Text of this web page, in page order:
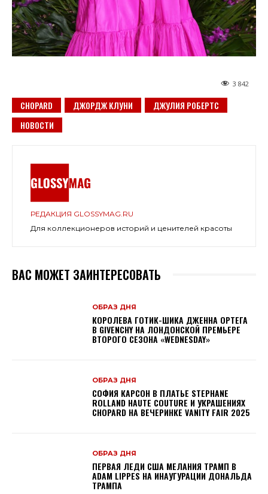
3 842
CHOPARD ДЖОРДЖ КЛУНИ
ДЖУЛИЯ РОБЕРТС
НОВОСТИ
РЕДАКЦИЯ GLOSSYMAG.RU
Для коллекционеров историй и ценителей красоты
ВАС МОЖЕТ ЗАИНТЕРЕСОВАТЬ
ОБРАЗ ДНЯ
КОРОЛЕВА ГОТИК-ШИКА ДЖЕННА ОРТЕГА
В GIVENCHY НА ЛОНДОНСКОЙ ПРЕМЬЕРЕ
ВТОРОГО СЕЗОНА «WEDNESDAY»
ОБРАЗ ДНЯ
СОФИЯ КАРСОН В ПЛАТЬЕ STEPHANE
ROLLAND HAUTE COUTURE И УКРАШЕНИЯХ
CHOPARD НА ВЕЧЕРИНКЕ VANITY FAIR 2025
ОБРАЗ ДНЯ
ПЕРВАЯ ЛЕДИ США МЕЛАНИЯ ТРАМП В
ADAM LIPPES НА ИНАУГУРАЦИИ ДОНАЛЬДА
ТРАМПА